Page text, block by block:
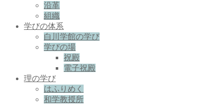
沿革
組織
学びの体系
白川学館の学び
学びの場
祝殿
電子祝殿
理の学び
はふりめく
和学教授所